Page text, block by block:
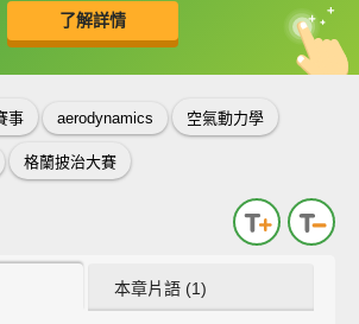
了解詳情
佳句 中
英
事 aerodynamics 空氣動力學
格蘭披治大賽
本章片語 (1)